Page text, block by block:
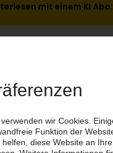
mit einem KI Abo:
Zugang
99€ /Monat
kostenlos testen